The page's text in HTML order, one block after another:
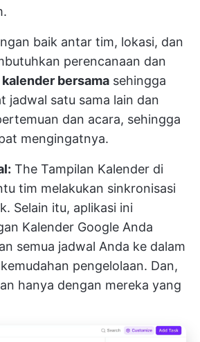
baik antar tim, lokasi, dan
perencanaan dan
kalender bersama sehingga
jadwal satu sama lain dan
dan acara, sehingga
mengingatnya.
The Tampilan Kalender di
tim melakukan sinkronisasi
Selain itu, aplikasi ini
Kalender Google Anda
semua jadwal Anda ke dalam
pengelolaan. Dan,
hanya dengan mereka yang